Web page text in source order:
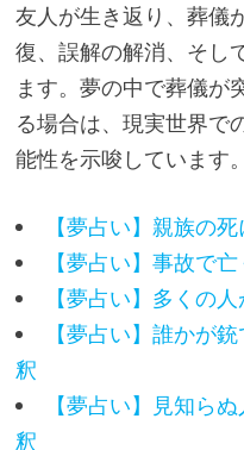
友人が生き返り、葬儀
復、誤解の解消、そし
ます。夢の中で葬儀が
る場合は、現実世界で
能性を示唆しています。
【夢占い】親族の
【夢占い】事故で
【夢占い】多くの
【夢占い】誰かが
釈
【夢占い】見知ら
釈